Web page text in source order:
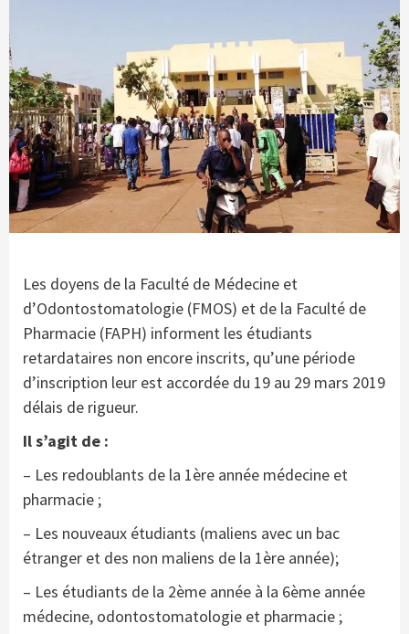
Les doyens de la Faculté de Médecine et
d’Odontostomatologie (FMOS) et de la Faculté de
Pharmacie (FAPH) informent les étudiants
retardataires non encore inscrits, qu’une période
d’inscription leur est accordée du 19 au 29 mars 2019
délais de rigueur.
Il s’agit de :
– Les redoublants de la 1ère année médecine et
pharmacie ;
– Les nouveaux étudiants (maliens avec un bac
étranger et des non maliens de la 1ère année);
– Les étudiants de la 2ème année à la 6ème année
médecine, odontostomatologie et pharmacie ;